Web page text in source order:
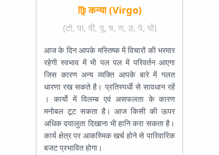
♍ कन्या (Virgo)
(टो, पा, पी, पू, ष, ण, ठ, पे, पो)
आज के दिन आपके मस्तिष्क में विचारों की भरमार
रहेगी स्वभाव में भी पल पल में परिवर्तन आएगा
जिस कारण अन्य व्यक्ति आपके बारे में गलत
धारणा रख सकते है। प्रतिस्पर्धी से सावधान रहें
। कार्यो में विलम्ब एवं असफलता के कारण
मनोबल टूट सकता है। आज किसी की ऊपर
अधिक दयालुता दिखाना भी हानि करा सकता है।
कार्य क्षेत्र पर आकस्मिक खर्च होने से पारिवारिक
बजट प्रभावित होगा।